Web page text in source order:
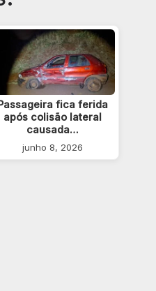
fica ferida
após colisão lateral
causada…
junho 8, 2026